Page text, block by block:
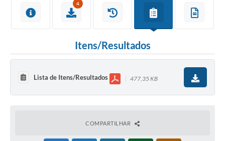
4
Itens/Resultados
Lista de Itens/Resultados 477,35 KB
COMPARTILHAR